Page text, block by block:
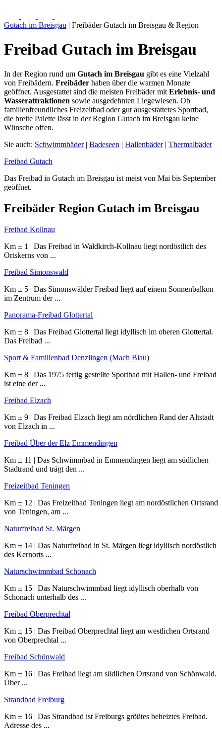
Gutach im Breisgau | Freibäder Gutach im Breisgau & Region
Freibad Gutach im Breisgau
In der Region rund um Gutach im Breisgau gibt es eine Vielzahl
von Freibädern. Freibäder haben über die warmen Monate
geöffnet. Ausgestattet sind die meisten Freibäder mit Erlebnis- und
Wasserattraktionen sowie ausgedehnten Liegewiesen. Ob
familienfreundliches Freizeitbad oder gut ausgestattetes Sportbad,
die breite Palette lässt in der Region Gutach im Breisgau keine
Wünsche offen.
Sie auch: Schwimmbäder| Badeseen | Hallenbäder| Thermalbäder
Freibad Gutach
Das Freibad in Gutach im Breisgau ist meist von Mai bis September
geöffnet.
Freibäder Region Gutach im Breisgau
Freibad Kollnau
Km ± 1 | Das Freibad in Waldkirch-Kollnau liegt nordöstlich des
Ortskerns von ...
Freibad Simonswald
Km ± 5 | Das Simonswälder Freibad liegt auf einem Sonnenbalkon
im Zentrum der ...
Panorama-Freibad Glottertal
Km ± 8 | Das Freibad Glottertal liegt idyllisch im oberen Glottertal.
Das Freibad ...
Sport & Familienbad Denzlingen (Mach Blau)
Km ± 8 | Das 1975 fertig gestellte Sportbad mit Hallen- und Freibad
ist eine der ...
Freibad Elzach
Km ± 9 | Das Freibad Elzach liegt am nördlichen Rand der Altstadt
von Elzach in ...
Freibad Über der Elz Emmendingen
Km ± 11 | Das Schwimmbad in Emmendingen liegt am südlichen
Stadtrand und trägt den ...
Freizeitbad Teningen
Km ± 12 | Das Freizeitbad Teningen liegt am nordöstlichen Ortsrand
von Teningen, am ...
Naturfreibad St. Märgen
Km ± 14 | Das Naturfreibad in St. Märgen liegt idyllisch nordöstlich
des Kernorts ...
Naturschwimmbad Schonach
Km ± 15 | Das Naturschwimmbad liegt idyllisch oberhalb von
Schonach unterhalb des ...
Freibad Oberprechtal
Km ± 15 | Das Freibad Oberprechtal liegt am westlichen Ortsrand
von Oberprechtal ...
Freibad Schönwald
Km ± 16 | Das Freibad liegt am südlichen Ortsrand von Schönwald.
Über ...
Strandbad Freiburg
Km ± 16 | Das Strandbad ist Freiburgs größtes beheiztes Freibad.
Adresse des ...